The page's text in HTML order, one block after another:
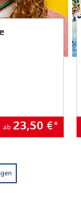
ab 23,50 €*